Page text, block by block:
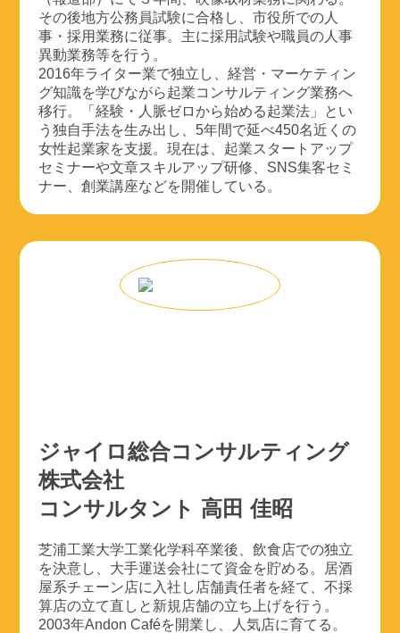
その後地方公務員試験に合格し、市役所での人
事・採用業務に従事。主に採用試験や職員の人事
異動業務等を行う。
2016年ライター業で独立し、経営・マーケティン
グ知識を学びながら起業コンサルティング業務へ
移行。「経験・人脈ゼロから始める起業法」とい
う独自手法を生み出し、5年間で延べ450名近くの
女性起業家を支援。現在は、起業スタートアップ
セミナーや文章スキルアップ研修、SNS集客セミ
ナー、創業講座などを開催している。
ジャイロ総合コンサルティング
株式会社
コンサルタント 高田 佳昭
芝浦工業大学工業化学科卒業後、飲食店での独立
を決意し、大手運送会社にて資金を貯める。居酒
屋系チェーン店に入社し店舗責任者を経て、不採
算店の立て直しと新規店舗の立ち上げを行う。
2003年Andon Caféを開業し、人気店に育てる。